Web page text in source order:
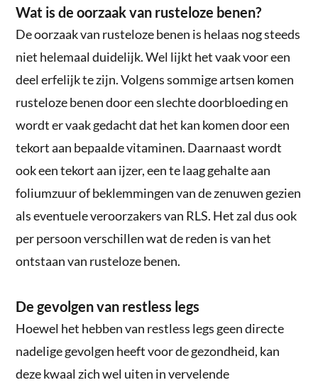
Wat is de oorzaak van rusteloze benen?
De oorzaak van rusteloze benen is helaas nog steeds
niet helemaal duidelijk. Wel lijkt het vaak voor een
deel erfelijk te zijn. Volgens sommige artsen komen
rusteloze benen door een slechte doorbloeding en
wordt er vaak gedacht dat het kan komen door een
tekort aan bepaalde vitaminen. Daarnaast wordt
ook een tekort aan ijzer, een te laag gehalte aan
foliumzuur of beklemmingen van de zenuwen gezien
als eventuele veroorzakers van RLS. Het zal dus ook
per persoon verschillen wat de reden is van het
ontstaan van rusteloze benen.
De gevolgen van restless legs
Hoewel het hebben van restless legs geen directe
nadelige gevolgen heeft voor de gezondheid, kan
deze kwaal zich wel uiten in vervelende